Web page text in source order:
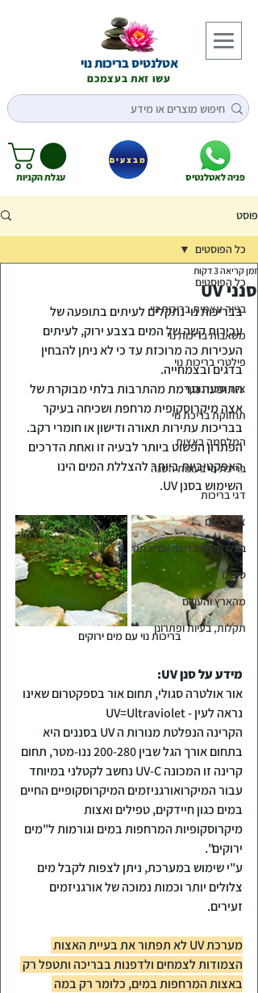
אטלנטיס בריכות נוי
עשו זאת בעצמכם
פניה לאטלנטיס עגלת הקניות
מבצעים
פוסט
כל הפוסטים
בנייה עצמית בריכות נוי
משאבות בריכות נוי
פילטרי בריכות נוי
ציוד טכני נוסף
תחזוקת בריכת נוי
המלחמה באצות
בריכת נוי בעונות השנה
דגי בריכות
צמחי מים
בעלי חיים בבריכה וסביבתה
טיפים
מהארץ והעולם
תקלות, בעיות ופתרונן
כל הפוסטים
סנני UV
זמן קריאה 3 דקות
בבריכות נוי נתקלים לעיתים בתופעה של
עכירות קשה של המים בצבע ירוק, לעיתים
העכירות כה מרוכזת עד כי לא ניתן להבחין
בדגים ובצמחייה.
התופעה נגרמת מהתרבות בלתי מבוקרת של
אצה מיקרוסקופית מרחפת ושכיחה בעיקר
בבריכות עתירות תאורה ודישון או חומרי רקב.
הפתרון הפשוט ביותר לבעיה זו ואחת הדרכים
האפקטיביות ביותר להצללת המים הינו
השימוש בסנן UV.
בריכות נוי עם מים ירוקים
מידע על סנן UV:
אור אולטרה סגולי, תחום אור בספקטרום שאינו
נראה לעין - UV=Ultraviolet
הקרינה הנפלטת מנורות ה UV בסננים היא
בתחום אורך הגל שבין 200-280 ננו-מטר, תחום
קרינה זו המכונה UV-C נחשב לקטלני במיוחד
עבור המיקרואורגניזמים המיקרוסקופיים החיים
במים כגון חיידקים, טפילים ואצות
מיקרוסקופיות המרחפות במים וגורמות ל"מים
ירוקים".
ע"י שימוש במערכת, ניתן לצפות לקבל מים
צלולים יותר וכמות נמוכה של אורגניזמים
זעירים.
מערכת UV לא תפתור את בעיית האצות
הצמודות לצמחים ולדפנות בבריכה ותטפל רק
באצות המרחפות במים, כלומר רק במה